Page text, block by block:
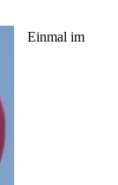
Einmal im